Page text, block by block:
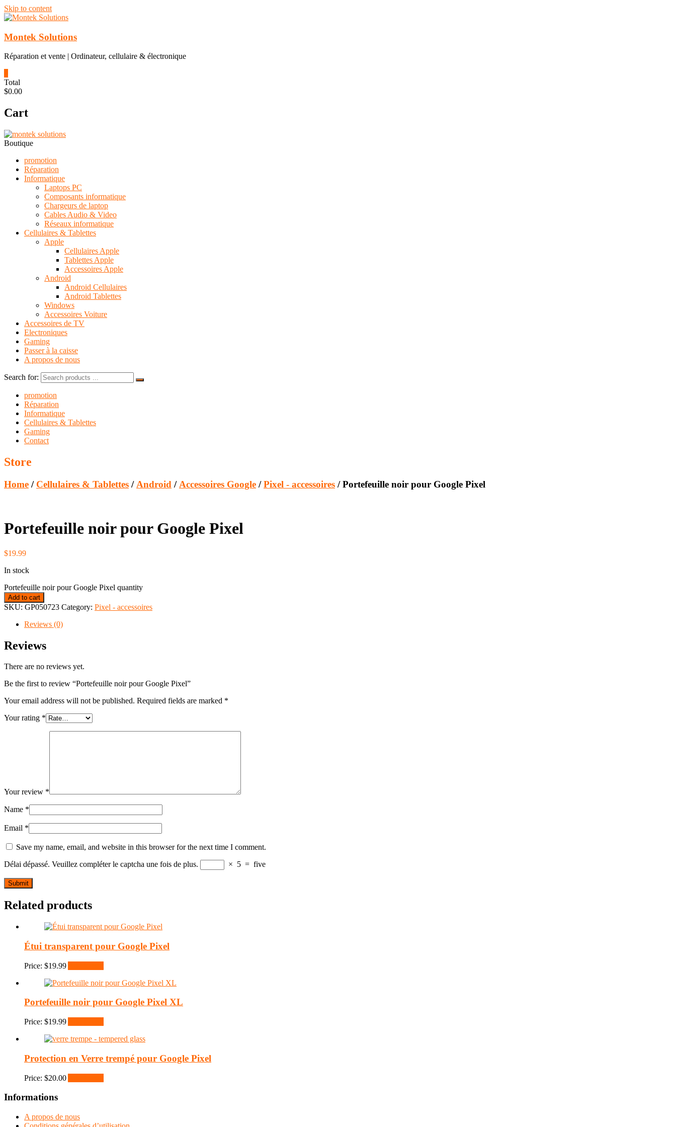
Skip to content
Montek Solutions
Réparation et vente | Ordinateur, cellulaire & électronique
Total
$0.00
Cart
Boutique
promotion
Réparation
Informatique
Laptops PC
Composants informatique
Chargeurs de laptop
Cables Audio & Video
Réseaux informatique
Cellulaires & Tablettes
Apple
Cellulaires Apple
Tablettes Apple
Accessoires Apple
Android
Android Cellulaires
Android Tablettes
Windows
Accessoires Voiture
Accessoires de TV
Electroniques
Gaming
Passer à la caisse
A propos de nous
Search for:
promotion
Réparation
Informatique
Cellulaires & Tablettes
Gaming
Contact
Store
Home / Cellulaires & Tablettes / Android / Accessoires Google /Pixel - accessoires / Portefeuille noir pour Google Pixel
Portefeuille noir pour Google Pixel
$19.99
In stock
Portefeuille noir pour Google Pixel quantity
Add to cart
SKU: GP050723 Category: Pixel - accessoires
Reviews (0)
Reviews
There are no reviews yet.
Be the first to review “Portefeuille noir pour Google Pixel”
Your email address will not be published. Required fields are marked *
Your rating *
Your review *
Name *
Email *
Save my name, email, and website in this browser for the next time I comment.
Délai dépassé. Veuillez compléter le captcha une fois de plus.
× 5 = five
Related products
Étui transparent pour Google Pixel
Price: $19.99
Portefeuille noir pour Google Pixel XL
Price: $19.99
Protection en Verre trempé pour Google Pixel
Price: $20.00
Informations
A propos de nous